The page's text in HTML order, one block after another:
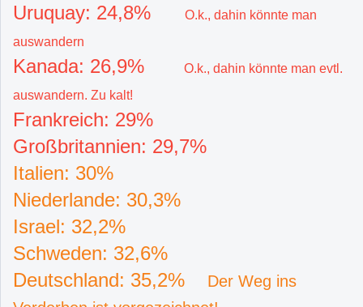
Uruquay: 24,8%
O.k., dahin könnte man
auswandern
Kanada: 26,9%
O.k., dahin könnte man evtl.
auswandern. Zu kalt!
Frankreich: 29%
Großbritannien: 29,7%
Italien: 30%
Niederlande: 30,3%
Israel: 32,2%
Schweden: 32,6%
Deutschland: 35,2%
Der Weg ins